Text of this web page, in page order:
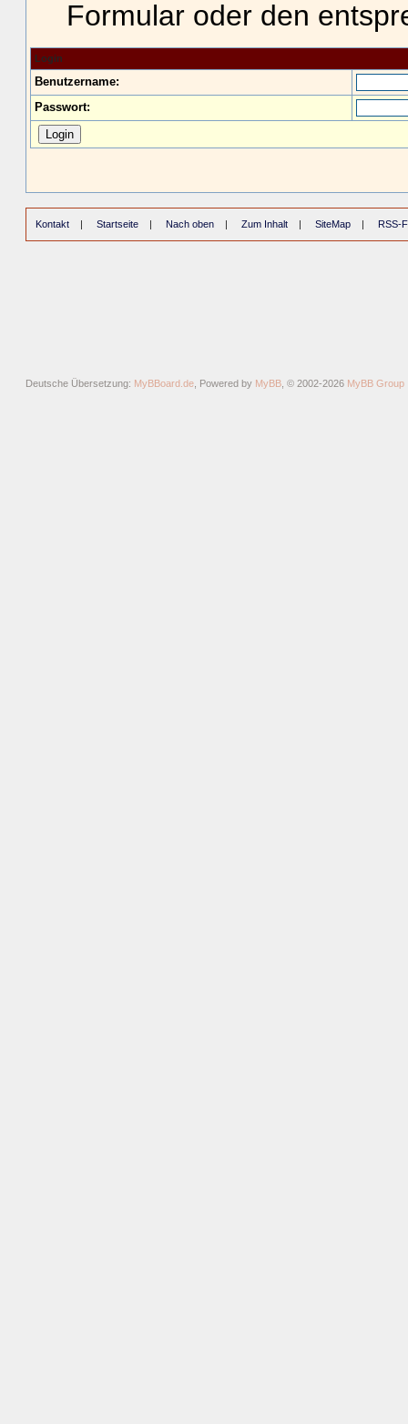
Formular oder den
Login
Benutzername:
Passwort:
Kontakt | Startseite | Nach oben | Zum Inhalt | SiteMap | RSS-
Deutsche Übersetzung: MyBBoard.de , Powered by MyBB , © 2002-2026 MyBB Group